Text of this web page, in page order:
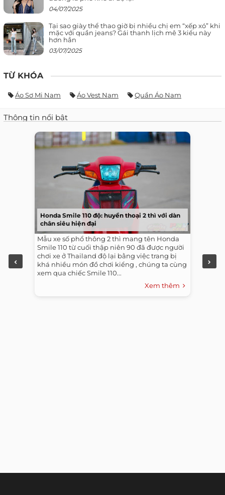
04/07/2025
Tại sao giày thể thao giờ bị nhiều chị em “xếp xó” khi
mặc với quần jeans? Gái thanh lịch mê 3 kiểu này
hơn hẳn
03/07/2025
TỪ KHÓA
Áo Sơ Mi Nam Áo Vest Nam Quần Áo Nam
Thông tin nổi bật
Honda Smile 110 độ: huyền thoại 2 thì với dàn
chân siêu hiện đại
Mẫu xe số phổ thông 2 thì mang tên Honda
Smile 110 từ cuối thập niên 90 đã được người
chơi xe ở Thailand độ lại bằng việc trang bị
khá nhiều món đồ chơi kiểng , chúng ta cùng
xem qua chiếc Smile 110...
Xem thêm